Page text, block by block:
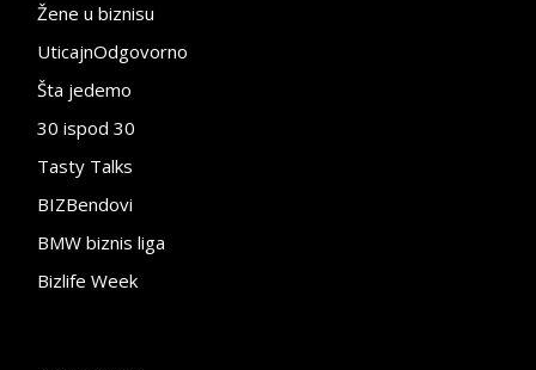
Žene u biznisu
UticajnOdgovorno
Šta jedemo
30 ispod 30
Tasty Talks
BIZBendovi
BMW biznis liga
Bizlife Week